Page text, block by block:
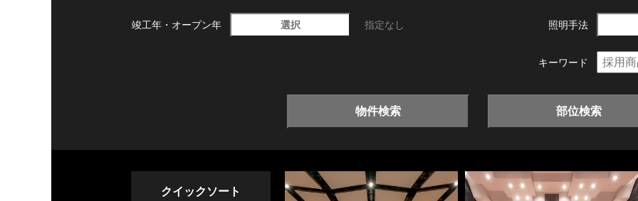
竣工年・ オープン年 選択 指定なし 照明手法
キーワード
物件検索 部位検索
クイックソート